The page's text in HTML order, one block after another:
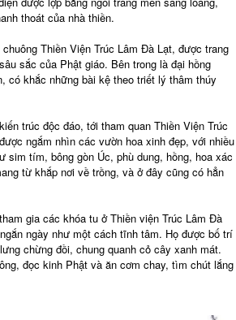
thoát của nhà thiền.
Thiền Viện Trúc Lâm Đà Lạt, được trang
sắc của Phật giáo. Bên trong là đại hồng
có khắc những bài kệ theo triết lý thâm thúy
trúc độc đáo, tới tham quan Thiền Viện Trúc
ngắm nhìn các vườn hoa xinh đẹp, với nhiều
sim tím, bông gòn Úc, phù dung, hồng, hoa xác
từ khắp nơi về trồng, và ở đây cũng có hẳn
gia các khóa tu ở Thiền viện Trúc Lâm Đà
ngày như một cách tĩnh tâm. Họ được bố trí
chừng đồi, chung quanh cỏ cây xanh mát.
đọc kinh Phật và ăn cơm chay, tìm chút lắng